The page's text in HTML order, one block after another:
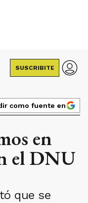
SUSCRIBITE
como fuente en
en
el DNU
que se